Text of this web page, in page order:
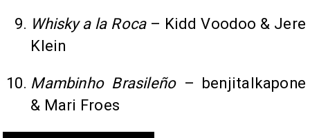
Whisky a la Roca– Kidd Voodoo & Jere
Klein
Mambinho Brasileño– benjitalkapone
& Mari Froes